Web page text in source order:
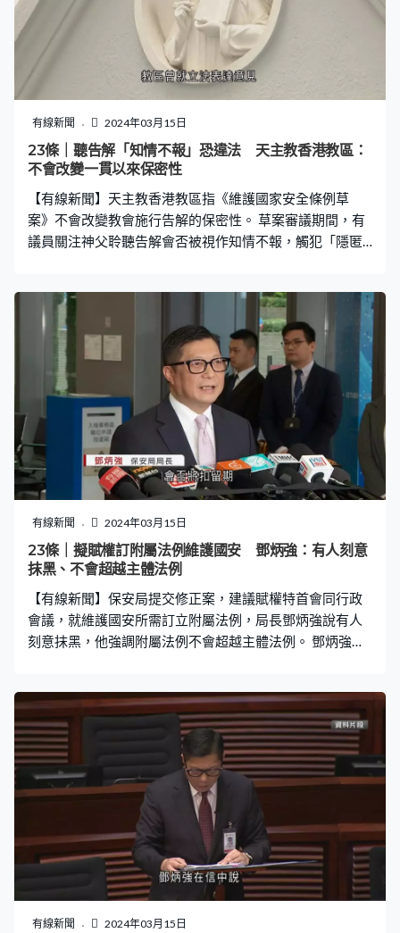
惑。」 保安局局長鄧炳強去信請求內會，支持他向立法會
主席尋求豁免預告，讓法案於最早而可行的日子納入議
程，盡早恢復二讀辯論，以及請求立法會主席批准豁免動
議修正案的預告。內務委員會主席李慧琼：「有沒有委員
持不同意見？大家都一致同意，剛剛包括廖長江報告中提
及盡快恢復條例草案二讀，及鄧炳強局長來函中要求的數
個建議，如果這樣我們就一致通過，謝謝各位。」內委會
亦通過林健鋒的建議，將議員提交修正案的限期定於星期
復二讀辯論需要12天預告期，即最快可在27
有線新聞 2024年03月15日
23條｜聽告解「知情不報」恐違法 天主教香港教區：
不會改變一貫以來保密性
【有線新聞】天主教香港教區指《維護國家安全條例草
案》不會改變教會施行告解的保密性。 草案審議期間，有
議員關注神父聆聽告解會否被視作知情不報，觸犯「隱匿
施行告解的保密性。
有線新聞 2024年03月15日
23條｜擬賦權訂附屬法例維護國安 鄧炳強：有人刻意
抹黑、不會超越主體法例
【有線新聞】保安局提交修正案，建議賦權特首會同行政
會議，就維護國安所需訂立附屬法例，局長鄧炳強說有人
刻意抹黑，他強調附屬法例不會超越主體法例。 鄧炳強：
為主體法例說14日就是14日。我舉一個例子，條例草案提
到，為審理維護國家安全案件的人士提供一些安全保護，
我們就可以透過附屬法例方式，例如提供安全屋或人身保
護等。」鄧炳強又批評有美國反華政客提出制裁香港官
員，和恫嚇在港美國公民及商人，令他們以為23條立法後
很危險，他說這些「騙徒手法」欺騙不到香港人，又說認
識不少在港美國人都認同23條立法是保障安全。
有線新聞 2024年03月15日